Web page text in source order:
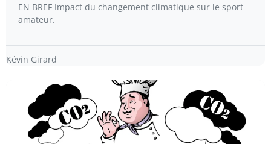
EN BREF Impact du changement climatique sur le sport
amateur.
Kévin Girard